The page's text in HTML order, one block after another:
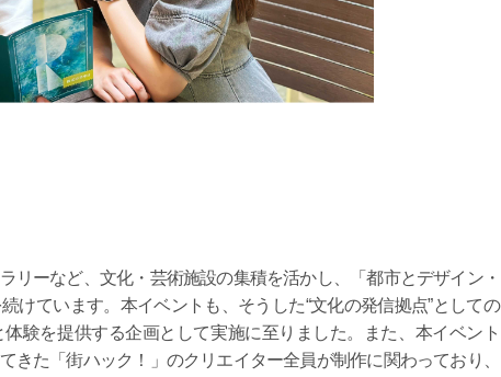
リーなど、文化・芸術施設の集積を活かし、「都市とデザイン・
けています。本イベントも、そうした“文化の発信拠点”としての
験を提供する企画として実施に至りました。また、本イベント
きた「街ハック！」のクリエイター全員が制作に関わっており、